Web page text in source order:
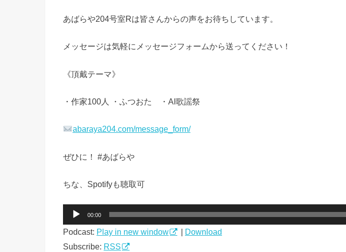
あばらや204号室Rは皆さんからの声をお待ちしています。
メッセージは気軽にメッセージフォームから送ってください！
《頂戴テーマ》
・作家100人 ・ふつおた ・AI歌謡祭
abaraya204.com/message_form/
ぜひに！ #あばらや
ちな、Spotifyも聴取可
プ
レ
00:00
Podcast: Play in new window
Download
Subscribe: RSS